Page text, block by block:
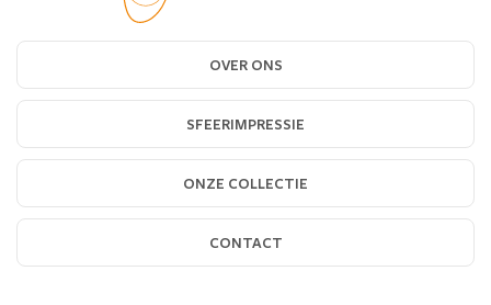
OVER ONS
SFEERIMPRESSIE
ONZE COLLECTIE
CONTACT